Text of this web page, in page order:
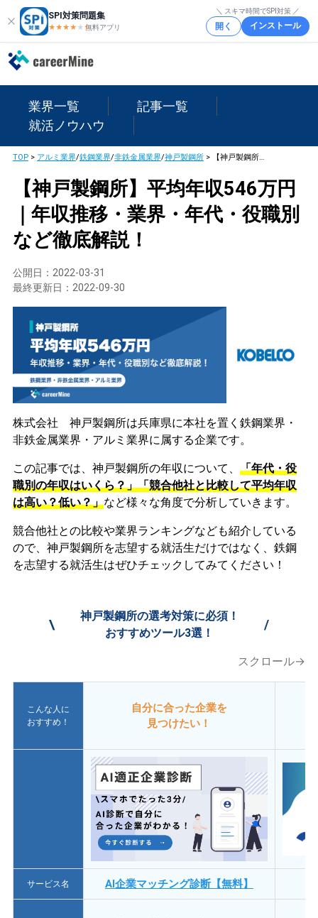
SPI対策問題集
★★★★ ★★
無料アプリ
＼ スキマ時間でSPI対策 ／
開く インストール
業界一覧
記事一覧
就活ノウハウ
TOP> アルミ業界/鉄鋼業界/非鉄金属業界/神戸製鋼所> 【神戸製鋼所】平均年収546万円｜年収推移・業界・年代・役職別など徹底解説！
【神戸製鋼所】平均年収546万円
｜年収推移・業界・年代・役職別
など徹底解説！
公開日： 2022-03-31
最終更新日： 2022-09-30
株式会社 神戸製鋼所は兵庫県に本社を置く鉄鋼業界・
非鉄金属業界・アルミ業界に属する企業です。
この記事では、神戸製鋼所の年収について、 「年代・役
職別の年収はいくら？」「競合他社と比較して平均年収
は高い？低い？」など様々な角度で分析していきます。
競合他社との比較や業界ランキングなども紹介している
ので、神戸製鋼所を志望する就活生だけではなく、鉄鋼
を志望する就活生はぜひチェックしてみてください！
\
神戸製鋼所の選考対策に必須！
おすすめツール3選！
/
スクロール→
こんな人に
おすすめ！
自分に合った企業を
見つけたい！
サービス名 AI企業マッチング診断【無料】